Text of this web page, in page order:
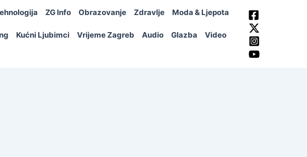
ZG Info Obrazovanje Zdravlje Moda & Ljepota
Kućni Ljubimci Vrijeme Zagreb Audio Glazba Video